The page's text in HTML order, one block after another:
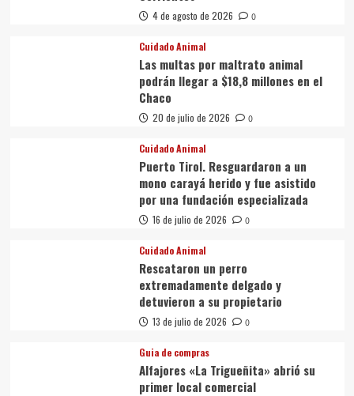
4 de agosto de 2026 0
Cuidado Animal
Las multas por maltrato animal
podrán llegar a $18,8 millones en el
Chaco
20 de julio de 2026 0
Cuidado Animal
Puerto Tirol. Resguardaron a un
mono carayá herido y fue asistido
por una fundación especializada
16 de julio de 2026 0
Cuidado Animal
Rescataron un perro
extremadamente delgado y
detuvieron a su propietario
13 de julio de 2026 0
Guia de compras
Alfajores «La Trigueñita» abrió su
primer local comercial